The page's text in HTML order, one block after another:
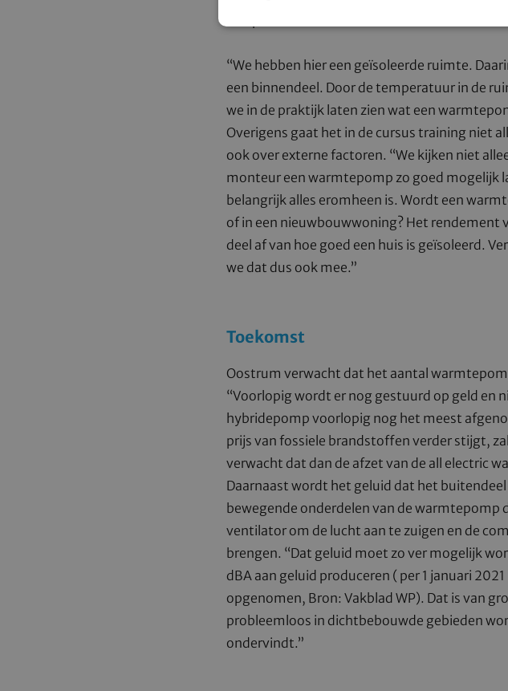
“We hebben hier een geïsoleerde ruimte.
een binnendeel. Door de temperatuur in de
we in de praktijk laten zien wat een
Overigens gaat het in de cursus training niet
ook over externe factoren. “We kijken niet
monteur een warmtepomp zo goed mogelijk
belangrijk alles eromheen is. Wordt een
of in een nieuwbouwwoning? Het
deel af van hoe goed een huis is geïsoleerd.
we dat dus ook mee.”
Toekomst
Oostrum verwacht dat het aantal
“Voorlopig wordt er nog gestuurd op geld en
hybridepomp voorlopig nog het meest
prijs van fossiele brandstoffen verder stijgt,
verwacht dat dan de afzet van de all electric
Daarnaast wordt het geluid dat het
bewegende onderdelen van de warmtepomp
ventilator om de lucht aan te zuigen en de
brengen. “Dat geluid moet zo ver mogelijk
dBA aan geluid produceren ( per 1 januari
opgenomen, Bron: Vakblad WP). Dat is van
probleemloos in dichtbebouwde gebieden
ondervindt.”